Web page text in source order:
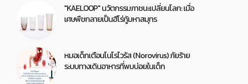
"KAELOOP" นวัตกรรมภาชนะเปลี่ยนโลก: เมื่อ
เศษพืชกลายเป็นฮีโร่กู้มหาสมุทร
หมอเด็กเตือนโนโรไวรัส (Norovirus) ภัยร้าย
ระบบทางเดินอาหารที่พบบ่อยในเด็ก